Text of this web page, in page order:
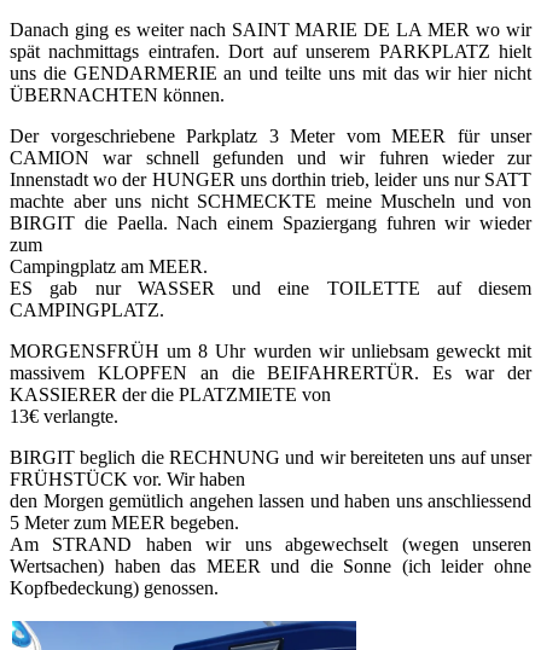
Danach ging es weiter nach SAINT MARIE DE LA MER wo wir
spät nachmittags eintrafen.Dort auf unserem PARKPLATZ hielt
uns die GENDARMERIE an und teilte uns mit das wir hier nicht
ÜBERNACHTEN können.
Der vorgeschriebene Parkplatz 3 Meter vom MEER für unser
CAMION war schnell gefunden und wir fuhren wieder zur
Innenstadt wo der HUNGER uns dorthin trieb, leider uns nur SATT
machte aber uns nicht SCHMECKTE meine Muscheln und von
BIRGIT die Paella. Nach einem Spaziergang fuhren wir wieder
zum
Campingplatz am MEER.
ES gab nur WASSER und eine TOILETTE auf diesem
CAMPINGPLATZ.
MORGENSFRÜH um 8 Uhr wurden wir unliebsam geweckt mit
massivem KLOPFEN an die BEIFAHRERTÜR. Es war der
KASSIERER der die PLATZMIETE von
13€ verlangte.
BIRGIT beglich die RECHNUNG und wir bereiteten uns auf unser
FRÜHSTÜCK vor. Wir haben
den Morgen gemütlich angehen lassen und haben uns anschliessend
5 Meter zum MEER begeben.
Am STRAND haben wir uns abgewechselt (wegen unseren
Wertsachen) haben das MEER und die Sonne (ich leider ohne
Kopfbedeckung) genossen.